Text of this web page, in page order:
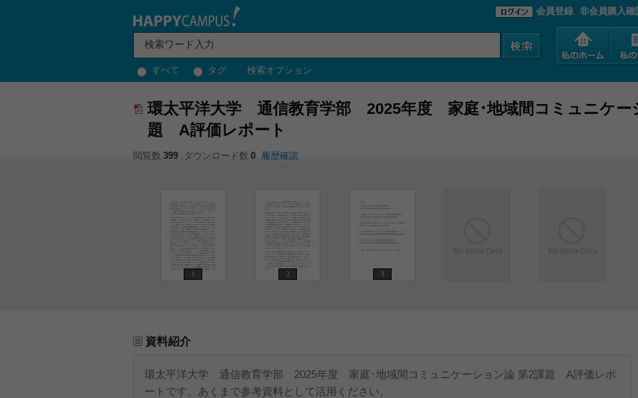
すべて タグ 検索オプション
会員登録 非会員購入確
環太平洋大学 通信教育学部 2025年度 家庭･地域間コミュニケー
題 A評価レポート
閲覧数 399 ダウンロード数 0 履歴確認
1 2 3
資料紹介
環太平洋大学 通信教育学部 2025年度 家庭･地域間コミュニケーション論 第2課題 A評価レポ
ートです。あくまで参考資料として活用ください。